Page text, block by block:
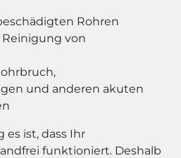
Rohren
von
und anderen akuten
es ist, dass Ihr
funktioniert. Deshalb